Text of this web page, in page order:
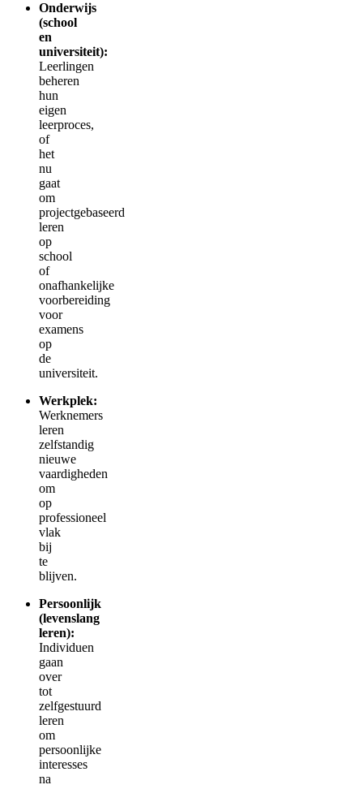
Onderwijs
(school
en
universiteit):
Leerlingen
beheren
hun
eigen
leerproces,
of
het
nu
gaat
om
projectgebaseerd
leren
op
school
of
onafhankelijke
voorbereiding
voor
examens
op
de
universiteit.
Werkplek:
Werknemers
leren
zelfstandig
nieuwe
vaardigheden
om
op
professioneel
vlak
bij
te
blijven.
Persoonlijk
(levenslang
leren):
Individuen
gaan
over
tot
zelfgestuurd
leren
om
persoonlijke
interesses
na